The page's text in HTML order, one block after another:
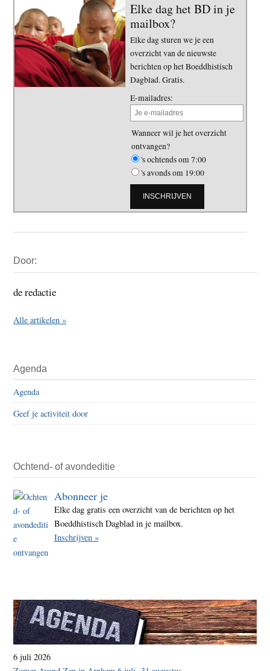
Elke dag het BD in je
mailbox?
Elke dag sturen we je een
overzicht van de nieuwste
berichten op het Boeddhistisch
Dagblad. Gratis.
E-mailadres:
Wanneer wil je het overzicht
ontvangen?
's ochtends om 7:00
's avonds om 19:00
Sidebar
Door:
de redactie
Alle artikelen »
Agenda
Agenda
Geef je activiteit door
Ochtend- of avondeditie
Abonneer je
Elke dag gratis een overzicht van de berichten op het
Boeddhistisch Dagblad in je mailbox.
Inschrijven »
6 juli 2026